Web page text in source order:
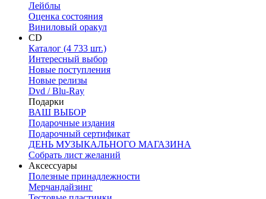
Лейблы
Оценка состояния
Виниловый оракул
CD
Каталог (4 733 шт.)
Интересный выбор
Новые поступления
Новые релизы
Dvd / Blu-Ray
Подарки
ВАШ ВЫБОР
Подарочные издания
Подарочный сертификат
ДЕНЬ МУЗЫКАЛЬНОГО МАГАЗИНА
Собрать лист желаний
Аксессуары
Полезные принадлежности
Мерчандайзинг